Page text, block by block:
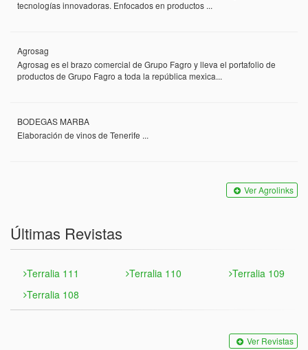
tecnologías innovadoras. Enfocados en productos ...
Agrosag
Agrosag es el brazo comercial de Grupo Fagro y lleva el portafolio de
productos de Grupo Fagro a toda la república mexica...
BODEGAS MARBA
Elaboración de vinos de Tenerife ...
Ver Agrolinks
Últimas Revistas
Terralia 111 Terralia 110
Terralia 109
Terralia 108
Ver Revistas